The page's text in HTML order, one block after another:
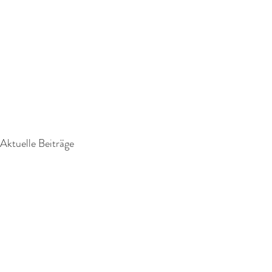
Aktuelle Beiträge